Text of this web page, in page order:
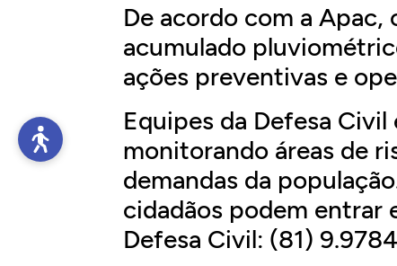
De acordo com a
acumulado
ações preventivas e
Equipes da Defesa
monitorando áreas de
demandas da
cidadãos podem entrar
Defesa Civil: (81)